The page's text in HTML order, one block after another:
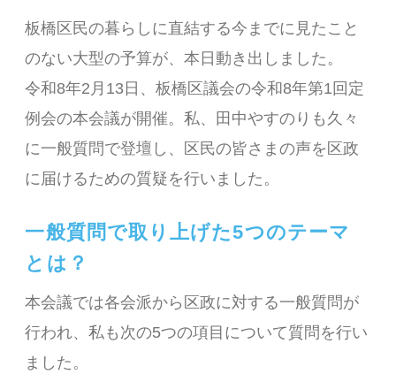
板橋区民の暮らしに直結する今までに見たこと
のない大型の予算が、本日動き出しました。
令和8年2月13日、板橋区議会の令和8年第1回定
例会の本会議が開催。私、田中やすのりも久々
に一般質問で登壇し、区民の皆さまの声を区政
に届けるための質疑を行いました。
一般質問で取り上げた5つのテーマ
とは？
本会議では各会派から区政に対する一般質問が
行われ、私も次の5つの項目について質問を行い
ました。